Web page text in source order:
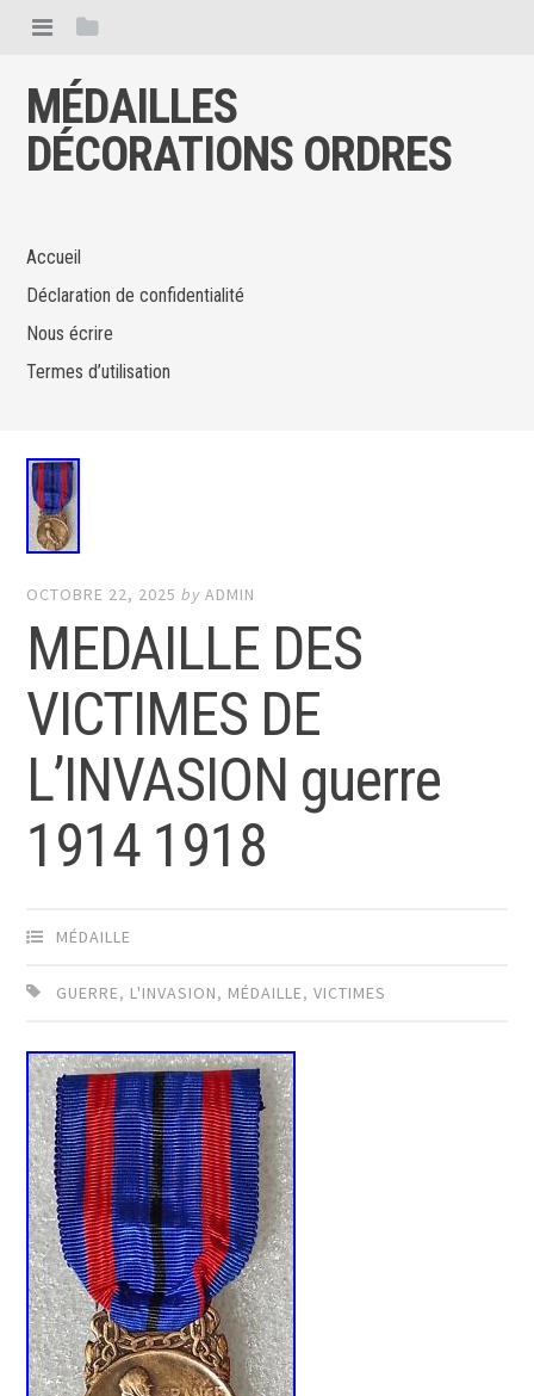
MÉDAILLES
DÉCORATIONS ORDRES
Accueil
Déclaration de confidentialité
Nous écrire
Termes d’utilisation
OCTOBRE 22, 2025 byADMIN
MEDAILLE DES
VICTIMES DE
L’INVASION guerre
1914 1918
MÉDAILLE
GUERRE, L'INVASION, MÉDAILLE,VICTIMES